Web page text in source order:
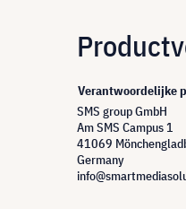
Verantwoordelijke
SMS group GmbH
Am SMS Campus 1
41069
Germany